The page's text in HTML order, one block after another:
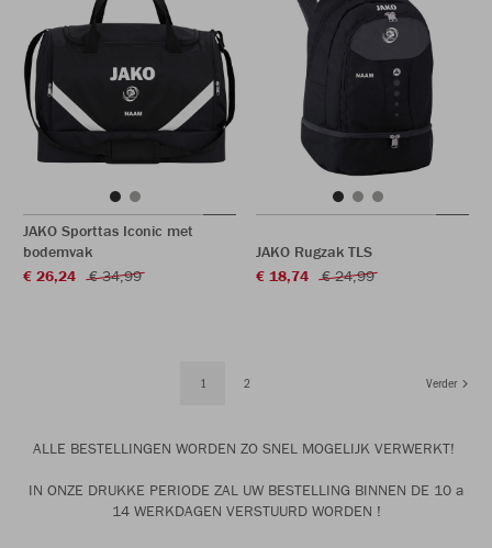
JAKO Sporttas Iconic met
bodemvak
€ 26,24
€ 34,99
JAKO Rugzak TLS
€ 18,74
€ 24,99
1 2 Verder
ALLE BESTELLINGEN WORDEN ZO SNEL MOGELIJK VERWERKT!
IN ONZE DRUKKE PERIODE ZAL UW BESTELLING BINNEN DE 10 a
14 WERKDAGEN VERSTUURD WORDEN !